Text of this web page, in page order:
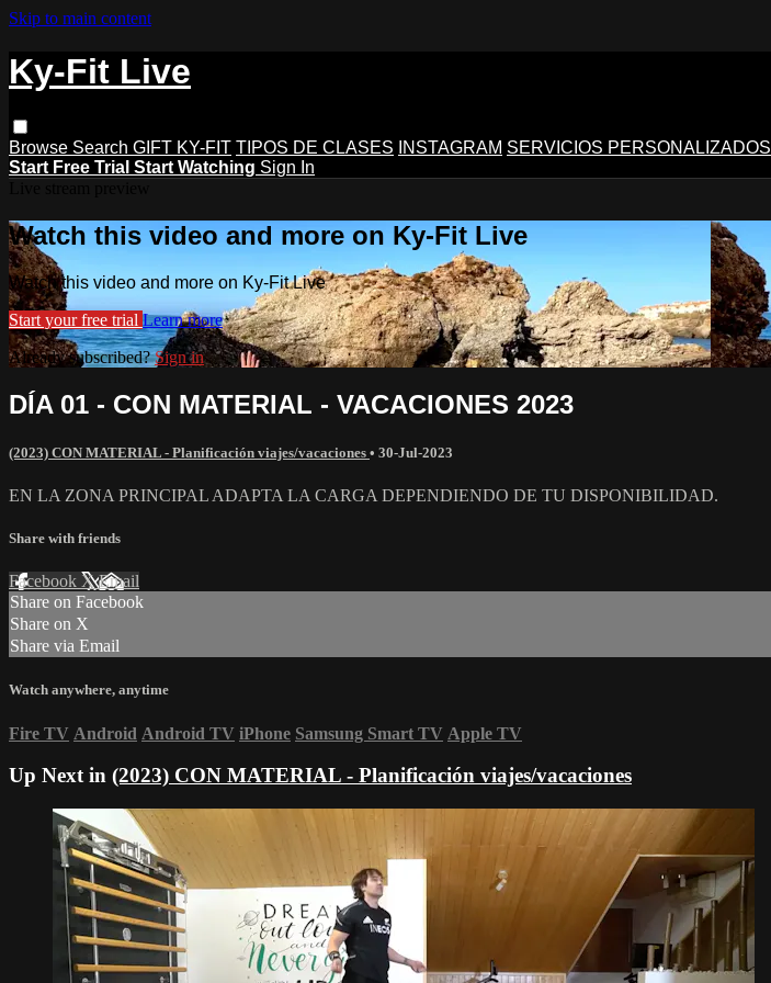
Skip to main content
Ky-Fit Live
Browse Search GIFT KY-FIT TIPOS DE CLASES INSTAGRAM SERVICIOS PERSONALIZADOS
Start Free Trial Start Watching Sign In
Watch this video and more on Ky-Fit Live
Watch this video and more on Ky-Fit Live
Start your free trial Learn more
Already subscribed?Sign in
DÍA 01 - CON MATERIAL - VACACIONES 2023
(2023) CON MATERIAL - Planificación viajes/vacaciones • 30-Jul-2023
EN LA ZONA PRINCIPAL ADAPTA LA CARGA DEPENDIENDO DE TU DISPONIBILIDAD.
Share with friends
Facebook XEmail
Share on Facebook
Share on X
Share via Email
Watch anywhere, anytime
Fire TV Android Android TV iPhone Samsung Smart TV Apple TV
Up Next in (2023) CON MATERIAL - Planificación viajes/vacaciones